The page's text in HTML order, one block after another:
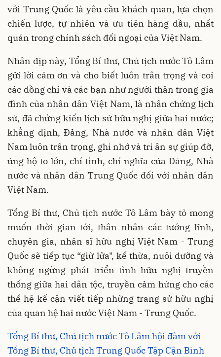
với Trung Quốc là yêu cầu khách quan, lựa chọn
chiến lược, tự nhiên và ưu tiên hàng đầu, nhất
quán trong chính sách đối ngoại của Việt Nam.
Nhân dịp này, Tổng Bí thư, Chủ tịch nước Tô Lâm
gửi lời cảm ơn và cho biết luôn trân trọng và coi
các đồng chí và các bạn như người thân trong gia
đình của nhân dân Việt Nam, là nhân chứng lịch
sử, đã chứng kiến lịch sử hữu nghị giữa hai nước;
khẳng định, Đảng, Nhà nước và nhân dân Việt
Nam luôn trân trọng, ghi nhớ và tri ân sự giúp đỡ,
ủng hộ to lớn, chí tình, chí nghĩa của Đảng, Nhà
nước và nhân dân Trung Quốc đối với nhân dân
Việt Nam.
Tổng Bí thư, Chủ tịch nước Tô Lâm bày tỏ mong
muốn thời gian tới, thân nhân các tướng lĩnh,
chuyên gia, nhân sĩ hữu nghị Việt Nam - Trung
Quốc sẽ tiếp tục “giữ lửa", kế thừa, nuôi dưỡng và
không ngừng phát triển tình hữu nghị truyền
thống giữa hai dân tộc, truyền cảm hứng cho các
thế hệ kế cận viết tiếp những trang sử hữu nghị
của quan hệ hai nước Việt Nam - Trung Quốc.
Tổng Bí thư, Chủ tịch nước Tô Lâm hội đàm với
Tổng Bí thư, Chủ tịch Trung Quốc Tập Cận Bình